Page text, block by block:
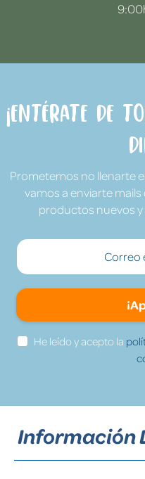
¡Entérate de
Prometemos no llenarte
vamos a enviarte
productos nuevos y
He leído y acepto la
Información